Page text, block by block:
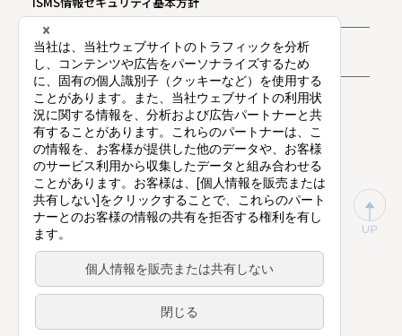
お問い合わせ
プライバシー通知
©Vision Inc.